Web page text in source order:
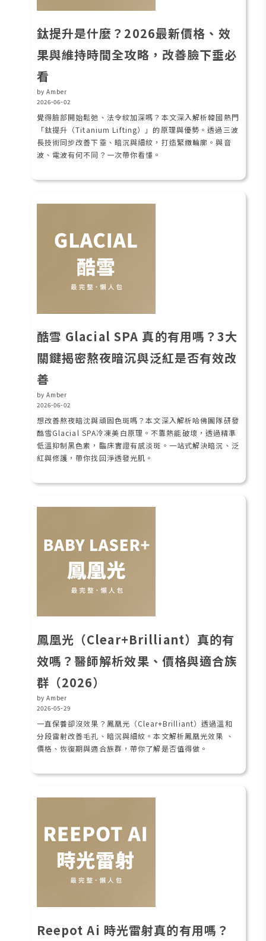
鈦提升是什麼？2026最新價格、效
果與維持時間全攻略，改善臉下垂必
看
by Amber
2026-06-02
覺得臉部開始鬆弛、法令紋加深嗎？本文深入解析韓國熱門
「鈦提升（Titanium Lifting）」的原理與優勢。透過三波
長技術同步改善下垂、暗沉與細紋，打造緊緻輪廓。與音
波、電波有何不同？一次帶你看懂。
酷雪 Glacial SPA 真的有用嗎？3大
關鍵揭密熬夜暗沉與泛紅是否有效改
善
by Amber
2026-06-02
想改善熬夜暗沈與頑固色斑嗎？本文深入解析哈佛團隊研發
酷雪Glacial SPA冷凍美白原理。不靠熱能破壞，透過精準
低溫抑制黑色素，臨床實證有感淡斑。一站式解決暗沉、泛
紅與修護，帶你找回淨透發光肌。
鳳凰光（Clear+Brilliant）真的有
效嗎？醫師解析效果、價格與適合族
群（2026）
by Amber
2026-05-29
一直保養卻沒效果？鳳凰光（Clear+Brilliant）透過溫和
分段雷射改善毛孔、暗沉與細紋。本文解析鳳凰光效果 、
價格、恢復期與適合族群，帶你了解是否值得做。
Reepot Ai 時光雷射真的有用嗎？